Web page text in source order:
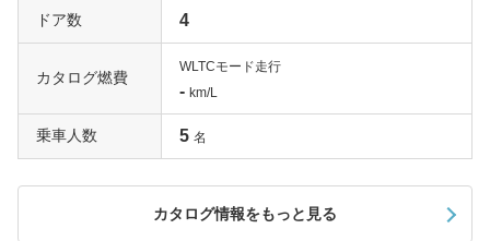
ドア数 4
カタログ燃費
WLTCモード走行
- km/L
乗車人数 5 名
カタログ情報をもっと見る